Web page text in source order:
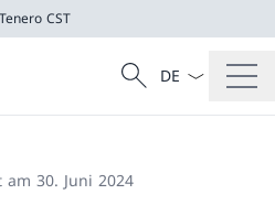
CST
Suche
Suche
Sprach
30. Juni 2024